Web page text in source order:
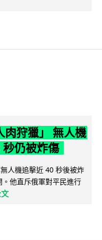
肉狩獵」 無人機
仍被炸傷
人機追擊近 40 秒後被炸
他直斥俄軍對平民進行